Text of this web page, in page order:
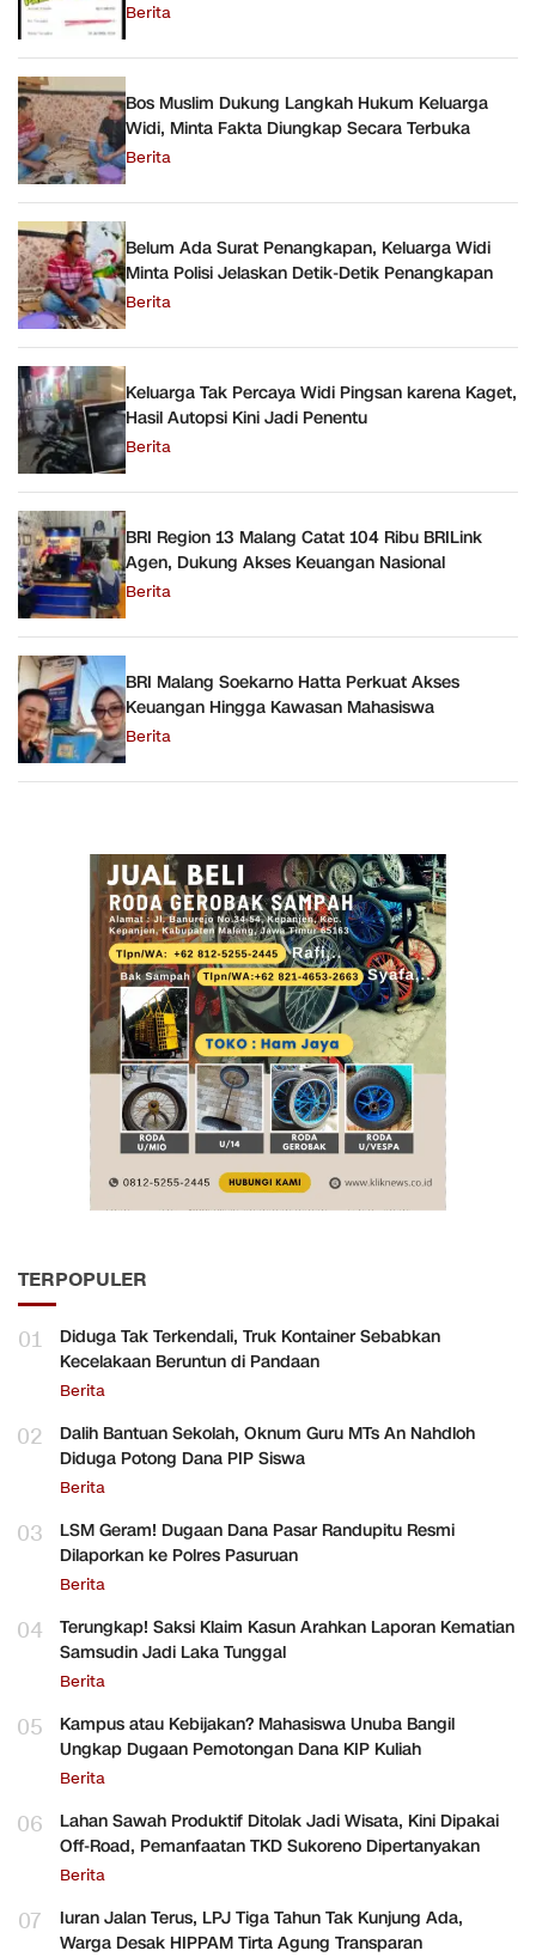
Berita
Bos Muslim Dukung Langkah Hukum Keluarga
Widi, Minta Fakta Diungkap Secara Terbuka
Berita
Belum Ada Surat Penangkapan, Keluarga Widi
Minta Polisi Jelaskan Detik-Detik Penangkapan
Berita
Keluarga Tak Percaya Widi Pingsan karena Kaget,
Hasil Autopsi Kini Jadi Penentu
Berita
BRI Region 13 Malang Catat 104 Ribu BRILink
Agen, Dukung Akses Keuangan Nasional
Berita
BRI Malang Soekarno Hatta Perkuat Akses
Keuangan Hingga Kawasan Mahasiswa
Berita
TERPOPULER
01
Diduga Tak Terkendali, Truk Kontainer Sebabkan
Kecelakaan Beruntun di Pandaan
Berita
02
Dalih Bantuan Sekolah, Oknum Guru MTs An Nahdloh
Diduga Potong Dana PIP Siswa
Berita
03
LSM Geram! Dugaan Dana Pasar Randupitu Resmi
Dilaporkan ke Polres Pasuruan
Berita
04
Terungkap! Saksi Klaim Kasun Arahkan Laporan Kematian
Samsudin Jadi Laka Tunggal
Berita
05
Kampus atau Kebijakan? Mahasiswa Unuba Bangil
Ungkap Dugaan Pemotongan Dana KIP Kuliah
Berita
06
Lahan Sawah Produktif Ditolak Jadi Wisata, Kini Dipakai
Off-Road, Pemanfaatan TKD Sukoreno Dipertanyakan
Berita
07
Iuran Jalan Terus, LPJ Tiga Tahun Tak Kunjung Ada,
Warga Desak HIPPAM Tirta Agung Transparan